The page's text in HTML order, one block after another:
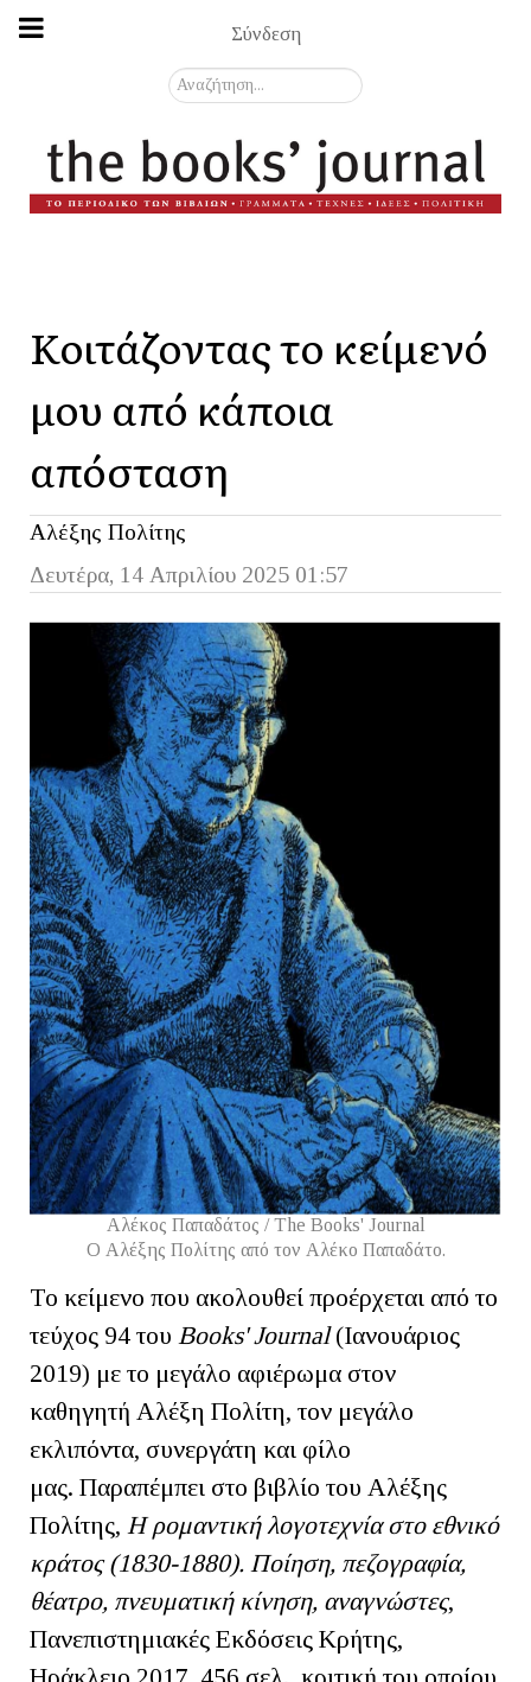
Σύνδεση
Αναζήτηση...
Κοιτάζοντας το κείμενό
μου από κάποια
απόσταση
Αλέξης Πολίτης
Δευτέρα, 14 Απριλίου 2025 01:57
Αλέκος Παπαδάτος / The Books' Journal
Ο Αλέξης Πολίτης από τον Αλέκο Παπαδάτο.
Το κείμενο που ακολουθεί προέρχεται από το
τεύχος 94 του Books' Journal(Ιανουάριος
2019) με το μεγάλο αφιέρωμα στον
καθηγητή Αλέξη Πολίτη, τον μεγάλο
εκλιπόντα, συνεργάτη και φίλο
μας. Παραπέμπει στο βιβλίο του Αλέξης
Πολίτης, Η ρομαντική λογοτεχνία στο εθνικό
κράτος (1830-1880). Ποίηση, πεζογραφία,
θέατρο, πνευματική κίνηση, αναγνώστες,
Πανεπιστημιακές Εκδόσεις Κρήτης,